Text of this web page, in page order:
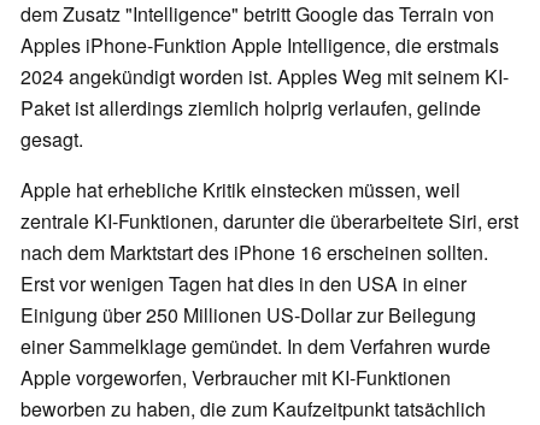
dem Zusatz "Intelligence" betritt Google das Terrain von
Apples iPhone-Funktion Apple Intelligence, die erstmals
2024 angekündigt worden ist. Apples Weg mit seinem KI-
Paket ist allerdings ziemlich holprig verlaufen, gelinde
gesagt.
Apple hat erhebliche Kritik einstecken müssen, weil
zentrale KI-Funktionen, darunter die überarbeitete Siri, erst
nach dem Marktstart des iPhone 16 erscheinen sollten.
Erst vor wenigen Tagen hat dies in den USA in einer
Einigung über 250 Millionen US-Dollar zur Beilegung
einer Sammelklage gemündet. In dem Verfahren wurde
Apple vorgeworfen, Verbraucher mit KI-Funktionen
beworben zu haben, die zum Kaufzeitpunkt tatsächlich